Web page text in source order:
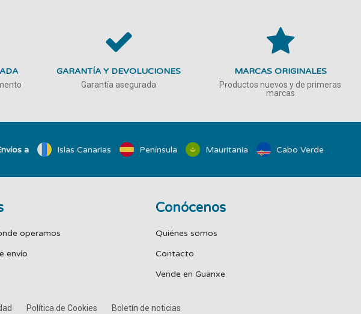
GARANTÍA Y DEVOLUCIONES
Garantía asegurada
MARCAS ORIGINALES
Productos nuevos y de primeras
marcas
a Islas Canarias Península Mauritania Cabo Verde
operamos
envío
Conócenos
Quiénes somos
Contacto
Vende en Guanxe
Política de Cookies Boletín de noticias